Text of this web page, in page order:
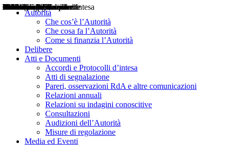
Autorità
Che cos’è l’Autorità
Che cosa fa l’Autorità
Come si finanzia l’Autorità
Delibere
Atti e Documenti
Accordi e Protocolli d’intesa
Atti di segnalazione
Pareri, osservazioni RdA e altre comunicazioni
Relazioni annuali
Relazioni su indagini conoscitive
Consultazioni
Audizioni dell’Autorità
Misure di regolazione
Media ed Eventi
Delibere
Pareri
Consultazioni
Audizioni
Atti di Segnalazione
Accordi e Protocolli d'Intesa
Relazioni annuali
Misure di regolazione
Notizie
Comunicati Stampa
Bollettini ART
Convegni ART
Interviste del Presidente
Articoli in primo piano
Interventi del Presidente
2004
2005
2010
2013
2014
2015
2016
2017
2018
2019
202
2020
2021
2022
2023
2024
2025
2026
Aereo
Marittimo
Terrestre